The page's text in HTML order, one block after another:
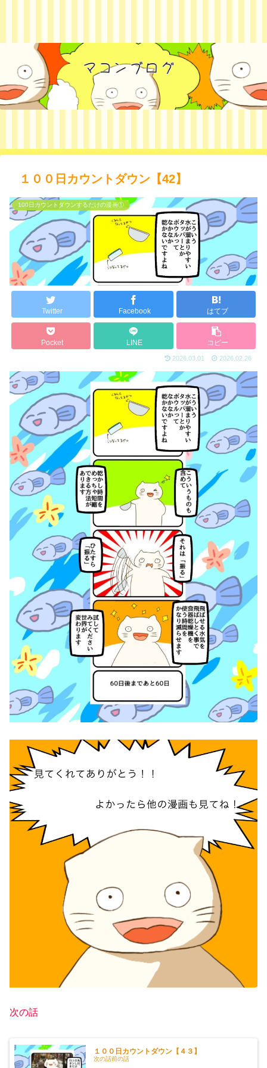
１００日カウントダウン【42】
100日カウントダウンするだけの漫画①
Twitter Facebook はてブ
Pocket LINE コピー
2026.03.01 2026.02.26
次の話
１００日カウントダウン【４３】
次の話前の話